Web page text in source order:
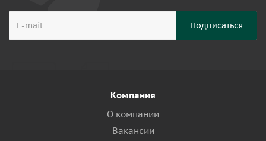
Компания
О компании
Вакансии